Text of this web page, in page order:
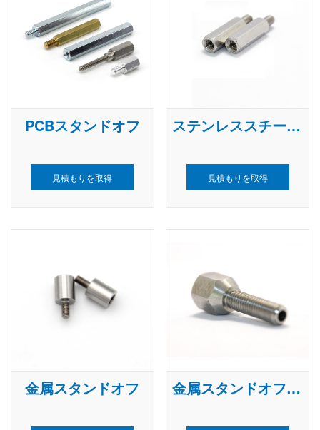
PCBスタンドオフ
見積もりを取得
ステンレススチール六角スタンドオフ
見積もりを取得
金属スタンドオフ 金属スタンドオフスペーサー